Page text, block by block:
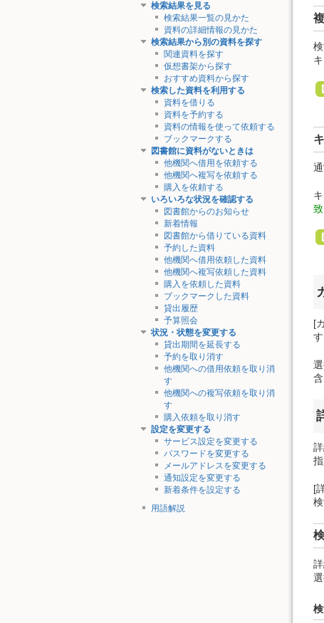
検索結果を見る
検索結果一覧の見かた
資料の詳細情報の見かた
検索結果から別の資料を探す
関連資料を探す
仮想書架から探す
おすすめ資料から探す
検索した資料を利用する
資料を借りる
資料を予約する
資料の情報を使って依頼する
ブックマークする
図書館に資料がないときは
他機関へ借用を依頼する
他機関へ複写を依頼する
購入を依頼する
いろいろな状況を確認する
図書館からのお知らせ
新着情報
図書館から借りている資料
予約した資料
他機関へ借用依頼した資料
他機関へ複写依頼した資料
購入を依頼した資料
ブックマークした資料
貸出履歴
予算照会
状況・状態を変更する
貸出期間を延長する
予約を取り消す
他機関への借用依頼を取り消
す
他機関への複写依頼を取り消
す
購入依頼を取り消す
設定を変更する
サービス設定を変更する
パスワードを変更する
メールアドレスを変更する
通知設定を変更する
新着条件を設定する
用語解説
致
[
す
[